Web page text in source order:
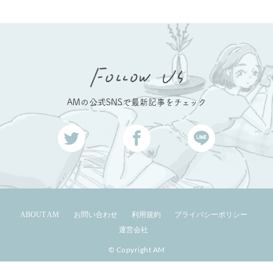
AMの公式SNSで最新記事をチェック
ABOUT AM お問い合わせ 利用規約
プライバシーポリシー
運営会社
© Copyright AM